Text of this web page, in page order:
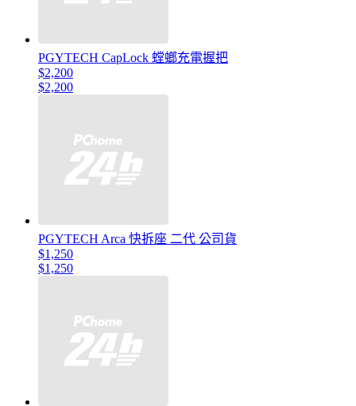
PGYTECH CapLock 螳螂充電握把
$2,200
$2,200
PGYTECH Arca 快拆座 二代 公司貨
$1,250
$1,250